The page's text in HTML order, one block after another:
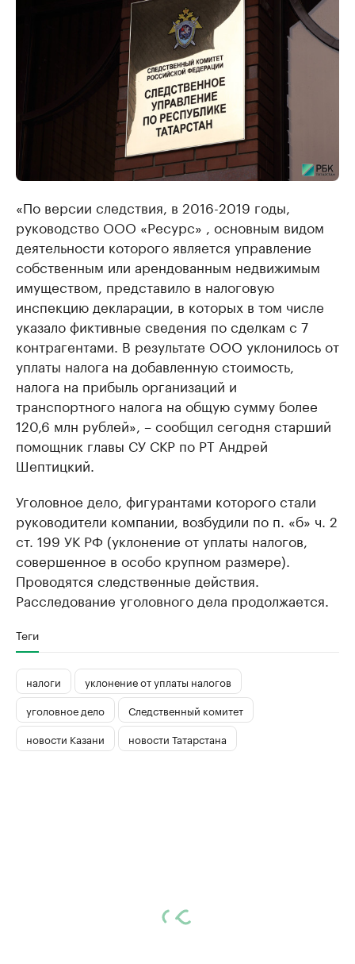
«По версии следствия, в 2016-2019 годы,
руководство ООО «Ресурс» , основным видом
деятельности которого является управление
собственным или арендованным недвижимым
имуществом, представило в налоговую
инспекцию декларации, в которых в том числе
указало фиктивные сведения по сделкам с 7
контрагентами. В результате ООО уклонилось от
уплаты налога на добавленную стоимость,
налога на прибыль организаций и
транспортного налога на общую сумму более
120,6 млн рублей», – сообщил сегодня старший
помощник главы СУ СКР по РТ Андрей
Шептицкий.
Уголовное дело, фигурантами которого стали
руководители компании, возбудили по п. «б» ч. 2
ст. 199 УК РФ (уклонение от уплаты налогов,
совершенное в особо крупном размере).
Проводятся следственные действия.
Расследование уголовного дела продолжается.
Теги
налоги
уклонение от уплаты налогов
уголовное дело
Следственный комитет
новости Казани
новости Татарстана